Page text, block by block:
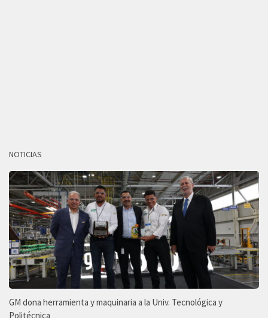
NOTICIAS
GM dona herramienta y maquinaria a la Univ. Tecnológica y
Politécnica